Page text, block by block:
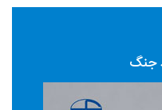
جنگ